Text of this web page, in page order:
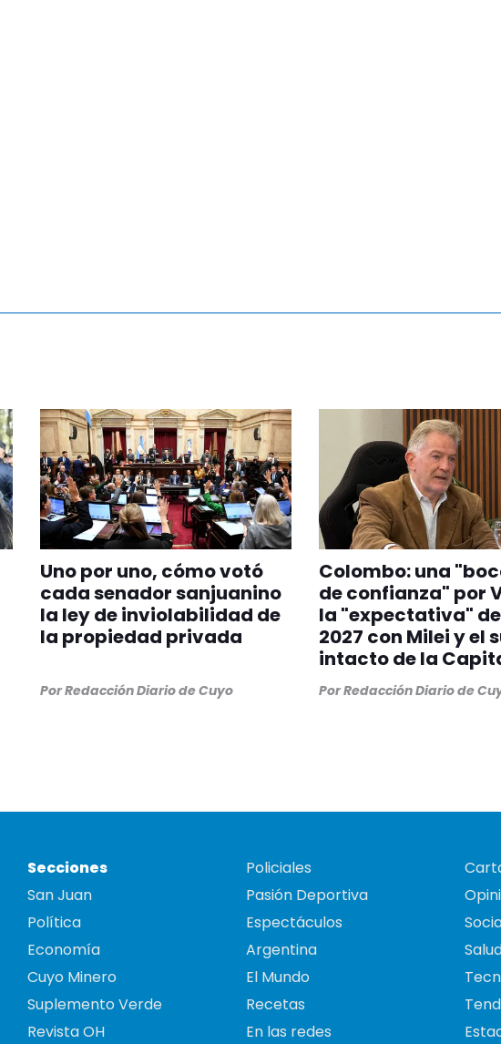
Uno por uno, cómo votó
cada senador sanjuanino
la ley de inviolabilidad de
la propiedad privada
PorRedacción Diario de Cuyo
Colombo: una
de confianza" por
la "expectativa"
2027 con Milei y el
intacto de la
PorRedacción Diario de
Secciones
San Juan
Política
Economía
Cuyo Minero
Suplemento Verde
Revista OH
Policiales
Pasión Deportiva
Espectáculos
Argentina
El Mundo
Recetas
En las redes